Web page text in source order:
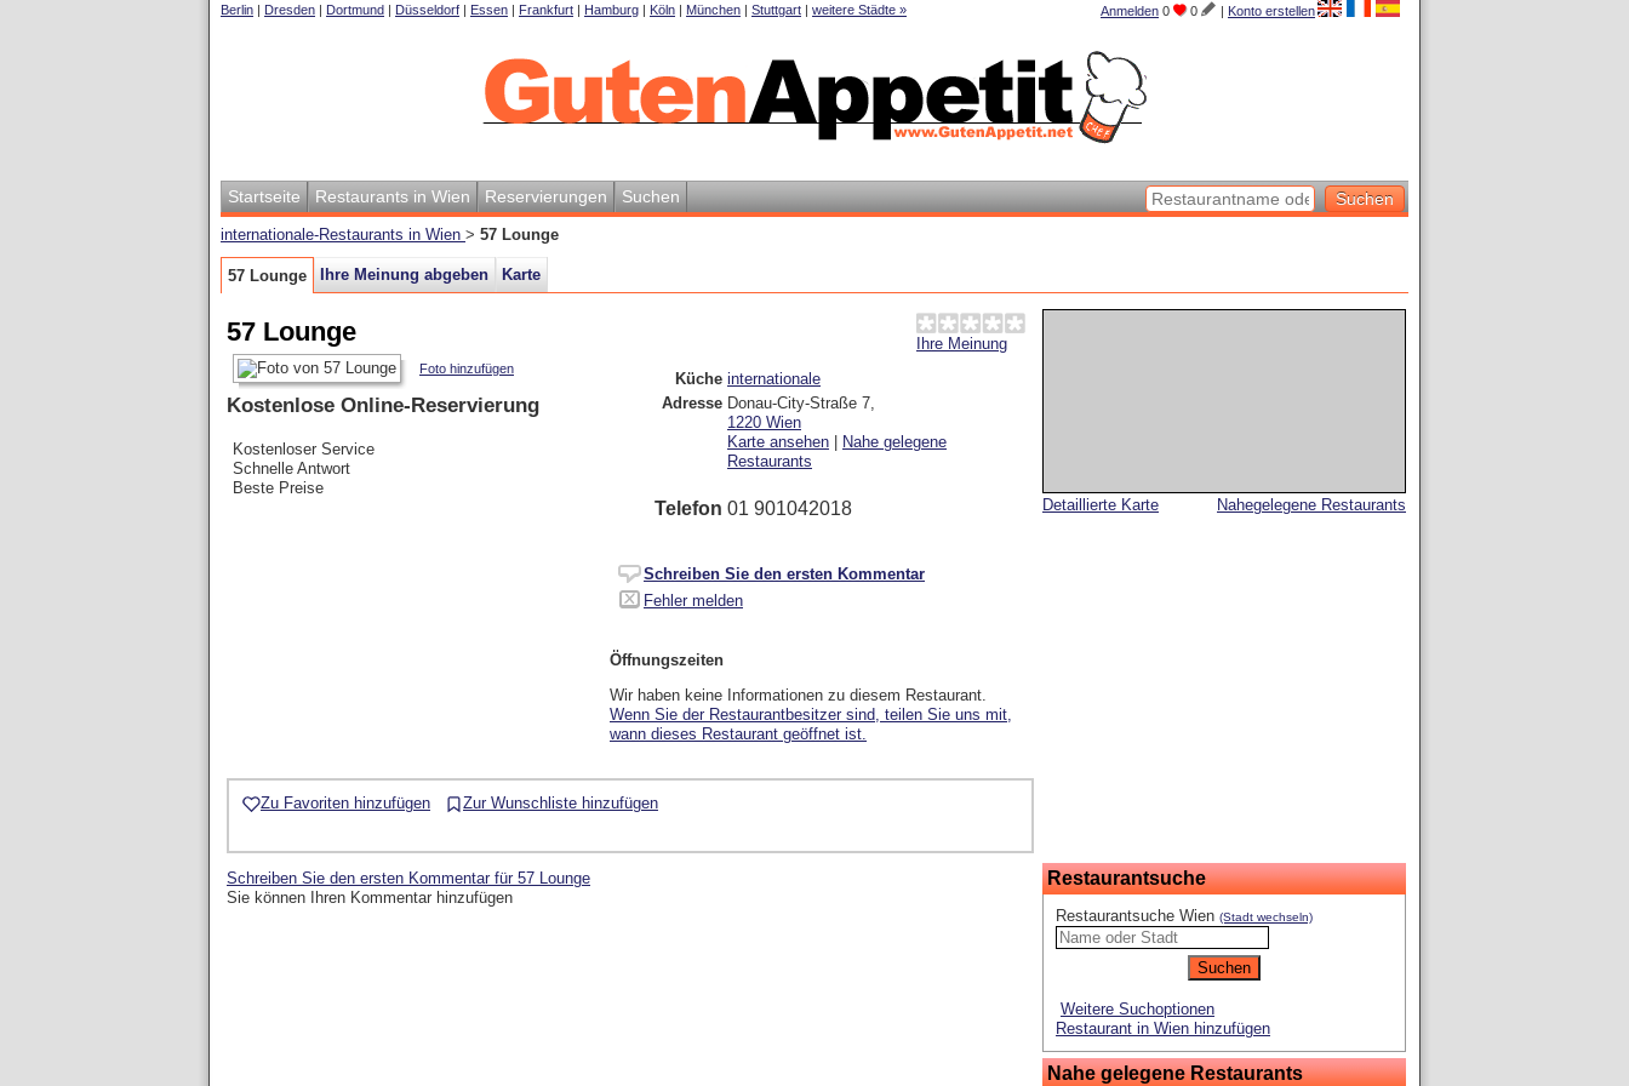
Anmelden 0 0 | Konto erstellen
Berlin | Dresden | Dortmund | Düsseldorf | Essen | Frankfurt | Hamburg | Köln | München | Stuttgart | weitere Städte »
Startseite Restaurants in Wien Reservierungen Suchen
internationale-Restaurants in Wien > 57 Lounge
57 Lounge Ihre Meinung abgeben Karte
Nahegelegene Restaurants
Detaillierte Karte
Restaurantsuche
Restaurantsuche Wien (Stadt wechseln)
Weitere Suchoptionen
Restaurant in Wien hinzufügen
Nahe gelegene Restaurants
Ihre Meinung
57 Lounge
Küche internationale
Adresse Donau-City-Straße 7,
1220 Wien
Karte ansehen
Nahe gelegene
Restaurants
Telefon 01 901042018
Schreiben Sie den ersten Kommentar
Fehler melden
Öffnungszeiten
Wir haben keine Informationen zu diesem Restaurant.
Wenn Sie der Restaurantbesitzer sind, teilen Sie uns mit,
wann dieses Restaurant geöffnet ist.
Foto hinzufügen
Kostenlose Online-Reservierung
Kostenloser Service
Schnelle Antwort
Beste Preise
Zu Favoriten hinzufügen Zur Wunschliste hinzufügen
Schreiben Sie den ersten Kommentar für 57 Lounge
Sie können Ihren Kommentar hinzufügen